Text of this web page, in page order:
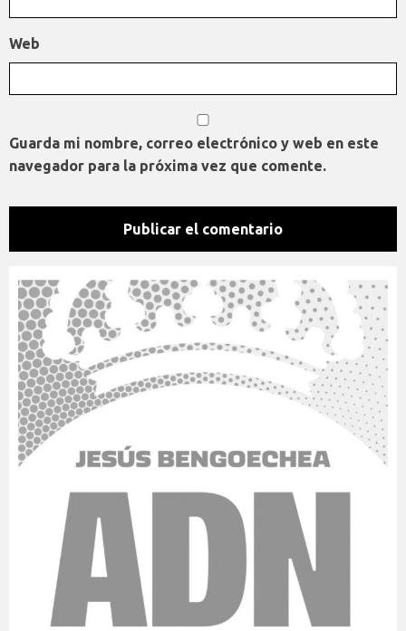
Web
Guarda mi nombre, correo electrónico y web en este
navegador para la próxima vez que comente.